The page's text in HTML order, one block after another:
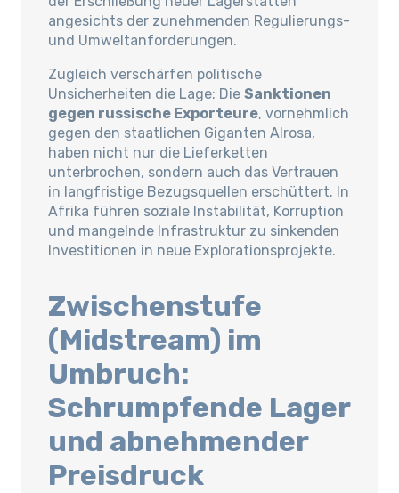
angesichts der zunehmenden Regulierungs-
und Umweltanforderungen.
Zugleich verschärfen politische
Unsicherheiten die Lage: Die Sanktionen
gegen russische Exporteure, vornehmlich
gegen den staatlichen Giganten Alrosa,
haben nicht nur die Lieferketten
unterbrochen, sondern auch das Vertrauen
in langfristige Bezugsquellen erschüttert. In
Afrika führen soziale Instabilität, Korruption
und mangelnde Infrastruktur zu sinkenden
Investitionen in neue Explorationsprojekte.
Zwischenstufe
(Midstream) im
Umbruch:
Schrumpfende Lager
und abnehmender
Preisdruck